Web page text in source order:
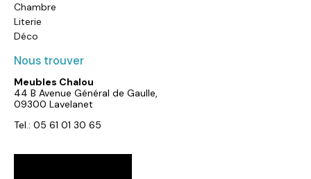
Chambre
Literie
Déco
Nous trouver
Meubles Chalou
44 B Avenue Général de Gaulle,
09300 Lavelanet
Tel.: 05 61 01 30 65